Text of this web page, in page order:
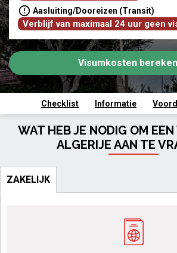
Aasluiting/Dooreizen (Transit)
Verblijf van maximaal 24 uur geen
Visumkosten
Checklist Informatie
WAT HEB JE NODIG OM
ALGERIJE AAN TE
ZAKELIJK